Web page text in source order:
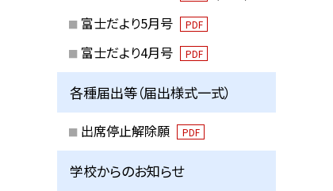
富士だより5月号 PDF
富士だより4月号 PDF
各種届出等（届出様式一式）
出席停止解除願 PDF
学校からのお知らせ